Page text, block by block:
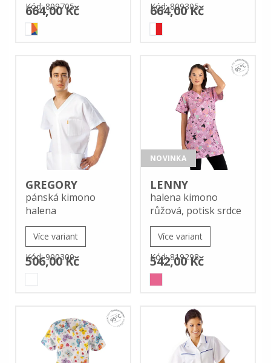
664,00 Kč
Kód: 809705 664,00 Kč
Kód: 809305
GREGORY
pánská kimono
halena
Více variant
506,00 Kč
Kód: 900300
NOVINKA
LENNY
halena kimono
růžová, potisk srdce
Více variant
542,00 Kč
Kód: 819298